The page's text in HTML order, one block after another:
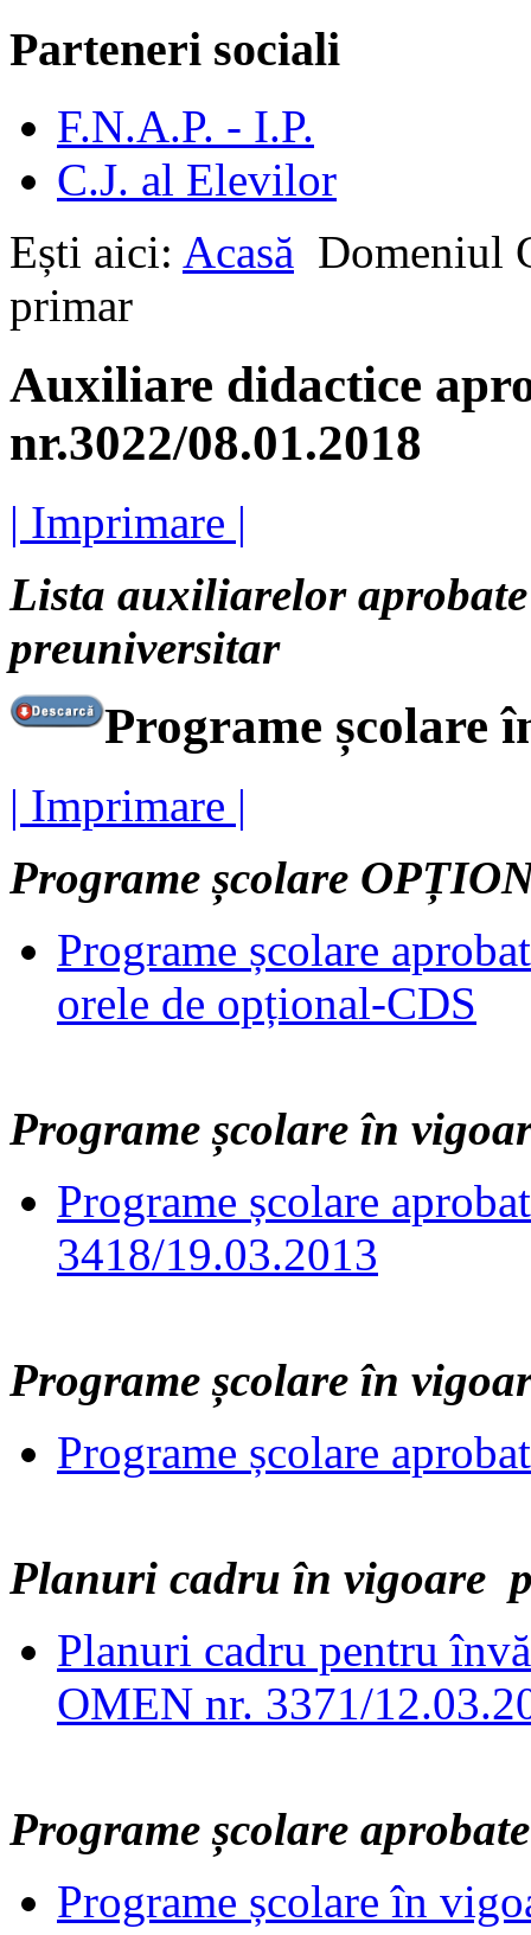
Parteneri sociali
F.N.A.P. - I.P.
C.J. al Elevilor
Ești aici: Acasă Domeniul
primar
Auxiliare didactice
nr.3022/08.01.2018
| Imprimare |
Lista auxiliarelor
preuniversitar
Programe școlare
| Imprimare |
Programe școlare
Programe școlare
orele de opțional-CDS
Programe școlare în
Programe școlare
3418/19.03.2013
Programe școlare în
Programe școlare
Planuri cadru în vigoare
Planuri cadru pentru
OMEN nr. 3371/
Programe școlare
Programe școlare în